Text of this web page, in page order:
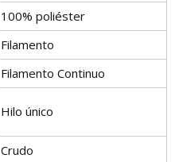
100% poliéster
Filamento
Filamento Continuo
Hilo único
Crudo